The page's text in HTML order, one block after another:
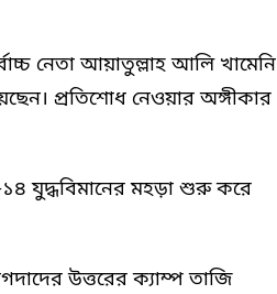
নেতা আয়াতুল্লাহ আলি খামেনি
প্রতিশোধ নেওয়ার অঙ্গীকার
যুদ্ধবিমানের মহড়া শুরু করে
উত্তরের ক্যাম্প তাজি